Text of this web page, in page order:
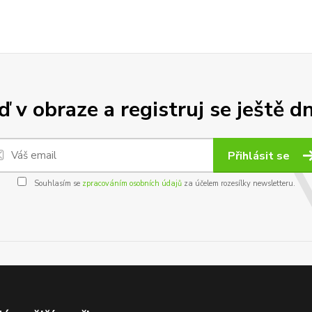
v obraze a registruj se ještě
Přihlásit se
Souhlasím se zpracováním osobních údajůza účelem rozesílky newsletteru.